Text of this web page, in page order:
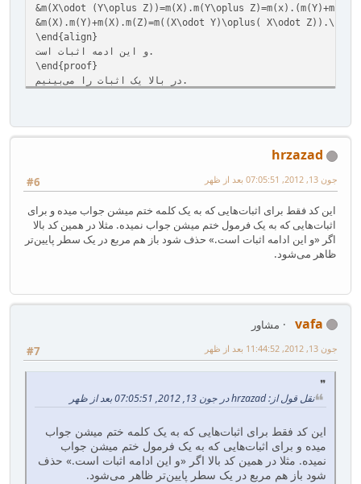
&m(X\odot (Y\oplus Z))=m(X).m(Y\oplus
&m(X).m(Y)+m(X).m(Z)=m((X\odot Y)\oplus( X\odot
\end{align}
و این ادمه اثبات است.
\end{proof}
در بالا یک اثبات را می‌بینیم.
hrzazad
#6 جون 13, 2012, 07:05:51 بعد از ظهر
این کد فقط برای اثبات‌هایی که به یک کلمه ختم میشن جواب میده و برای
اثبات‌هایی که به یک فرمول ختم میشن جواب نمیده. مثلا در همین کد بالا
اگر «و این ادامه اثبات است.» حذف شود باز هم مربع در یک سطر پایین‌تر
ظاهر می‌شود.
vafa
مشاور
#7
جون 13, 2012, 11:44:52 بعد از ظهر
نقل قول از: hrzazad در جون 13, 2012, 07:05:51 بعد از ظهر
این کد فقط برای اثبات‌هایی که به یک کلمه ختم میشن جواب
میده و برای اثبات‌هایی که به یک فرمول ختم میشن جواب
نمیده. مثلا در همین کد بالا اگر «و این ادامه اثبات است.» حذف
شود باز هم مربع در یک سطر پایین‌تر ظاهر می‌شود.